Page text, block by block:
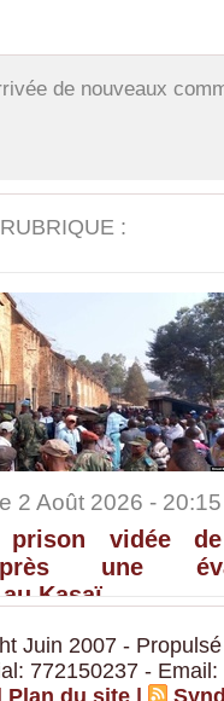
de nouveaux
:
2 Août 2026 - 20:15
vidée
une
Kasaï
Juin 2007 -
772150237 -
Plan du site |